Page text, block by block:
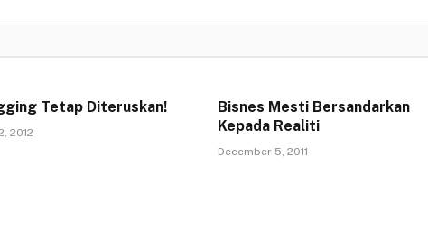
Tetap Diteruskan!
2012
Bisnes Mesti Bersandarkan
Kepada Realiti
December 5, 2011